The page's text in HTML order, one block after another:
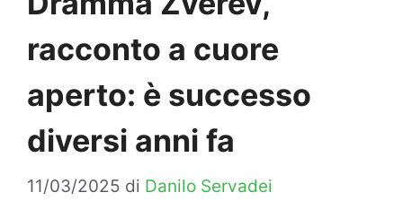
racconto a cuore
aperto: è successo
diversi anni fa
11/03/2025 di Danilo Servadei